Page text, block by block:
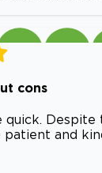
cons
quick. Despite
patient and